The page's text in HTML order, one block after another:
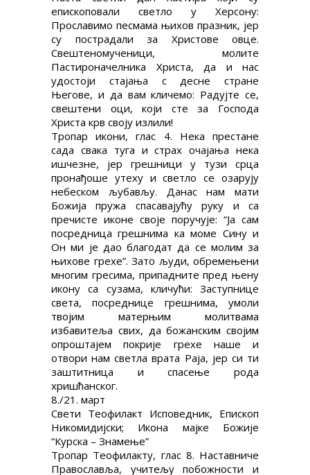
епископовали светло у Херсону:
Прославимо песмама њихов празник, јер
су пострадали за Христове овце.
Свештеномученици, молите
Пастироначелника Христа, да и нас
удостоји стајања с десне стране
Његове, и да вам кличемо: Радујте се,
свештени оци, који сте за Господа
Христа крв своју излили!
Тропар икони, глас 4. Нека престане
сада свака туга и страх очајања нека
ишчезне, јер грешници у тузи срца
пронађоше утеху и светло се озарују
небеском љубављу. Данас нам мати
Божија пружа спасавајућу руку и са
пречисте иконе своје поручује: “Ја сам
посредница грешнима ка моме Сину и
Он ми је дао благодат да се молим за
њихове грехе”. Зато људи, обремењени
многим гресима, припадните пред њену
икону са сузама, кличући: Заступнице
света, посреднице грешнима, умоли
твојим матерњим молитвама
избавитеља свих, да божанским својим
опроштајем покрије грехе наше и
отвори нам светла врата Раја, јер си ти
заштитница и спасење рода
хришћанског.
8./21. март
Свети Теофилакт Исповедник, Епископ
Никомидијски; Икона мајке Божије
“Курска – Знамење”
Тропар Теофилакту, глас 8. Наставниче
Православља, учитељу побожности и